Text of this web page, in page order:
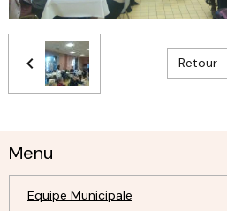
Retour
Menu
Equipe Municipale